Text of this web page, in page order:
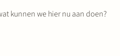
kunnen we hier nu aan doen?